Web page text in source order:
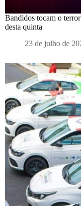
Bandidos tocam o
desta quinta
23 de julho de